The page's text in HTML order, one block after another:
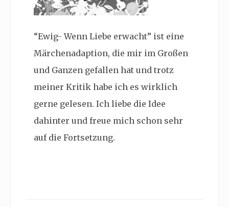
“Ewig- Wenn Liebe erwacht” ist eine
Märchenadaption, die mir im Großen
und Ganzen gefallen hat und trotz
meiner Kritik habe ich es wirklich
gerne gelesen. Ich liebe die Idee
dahinter und freue mich schon sehr
auf die Fortsetzung.